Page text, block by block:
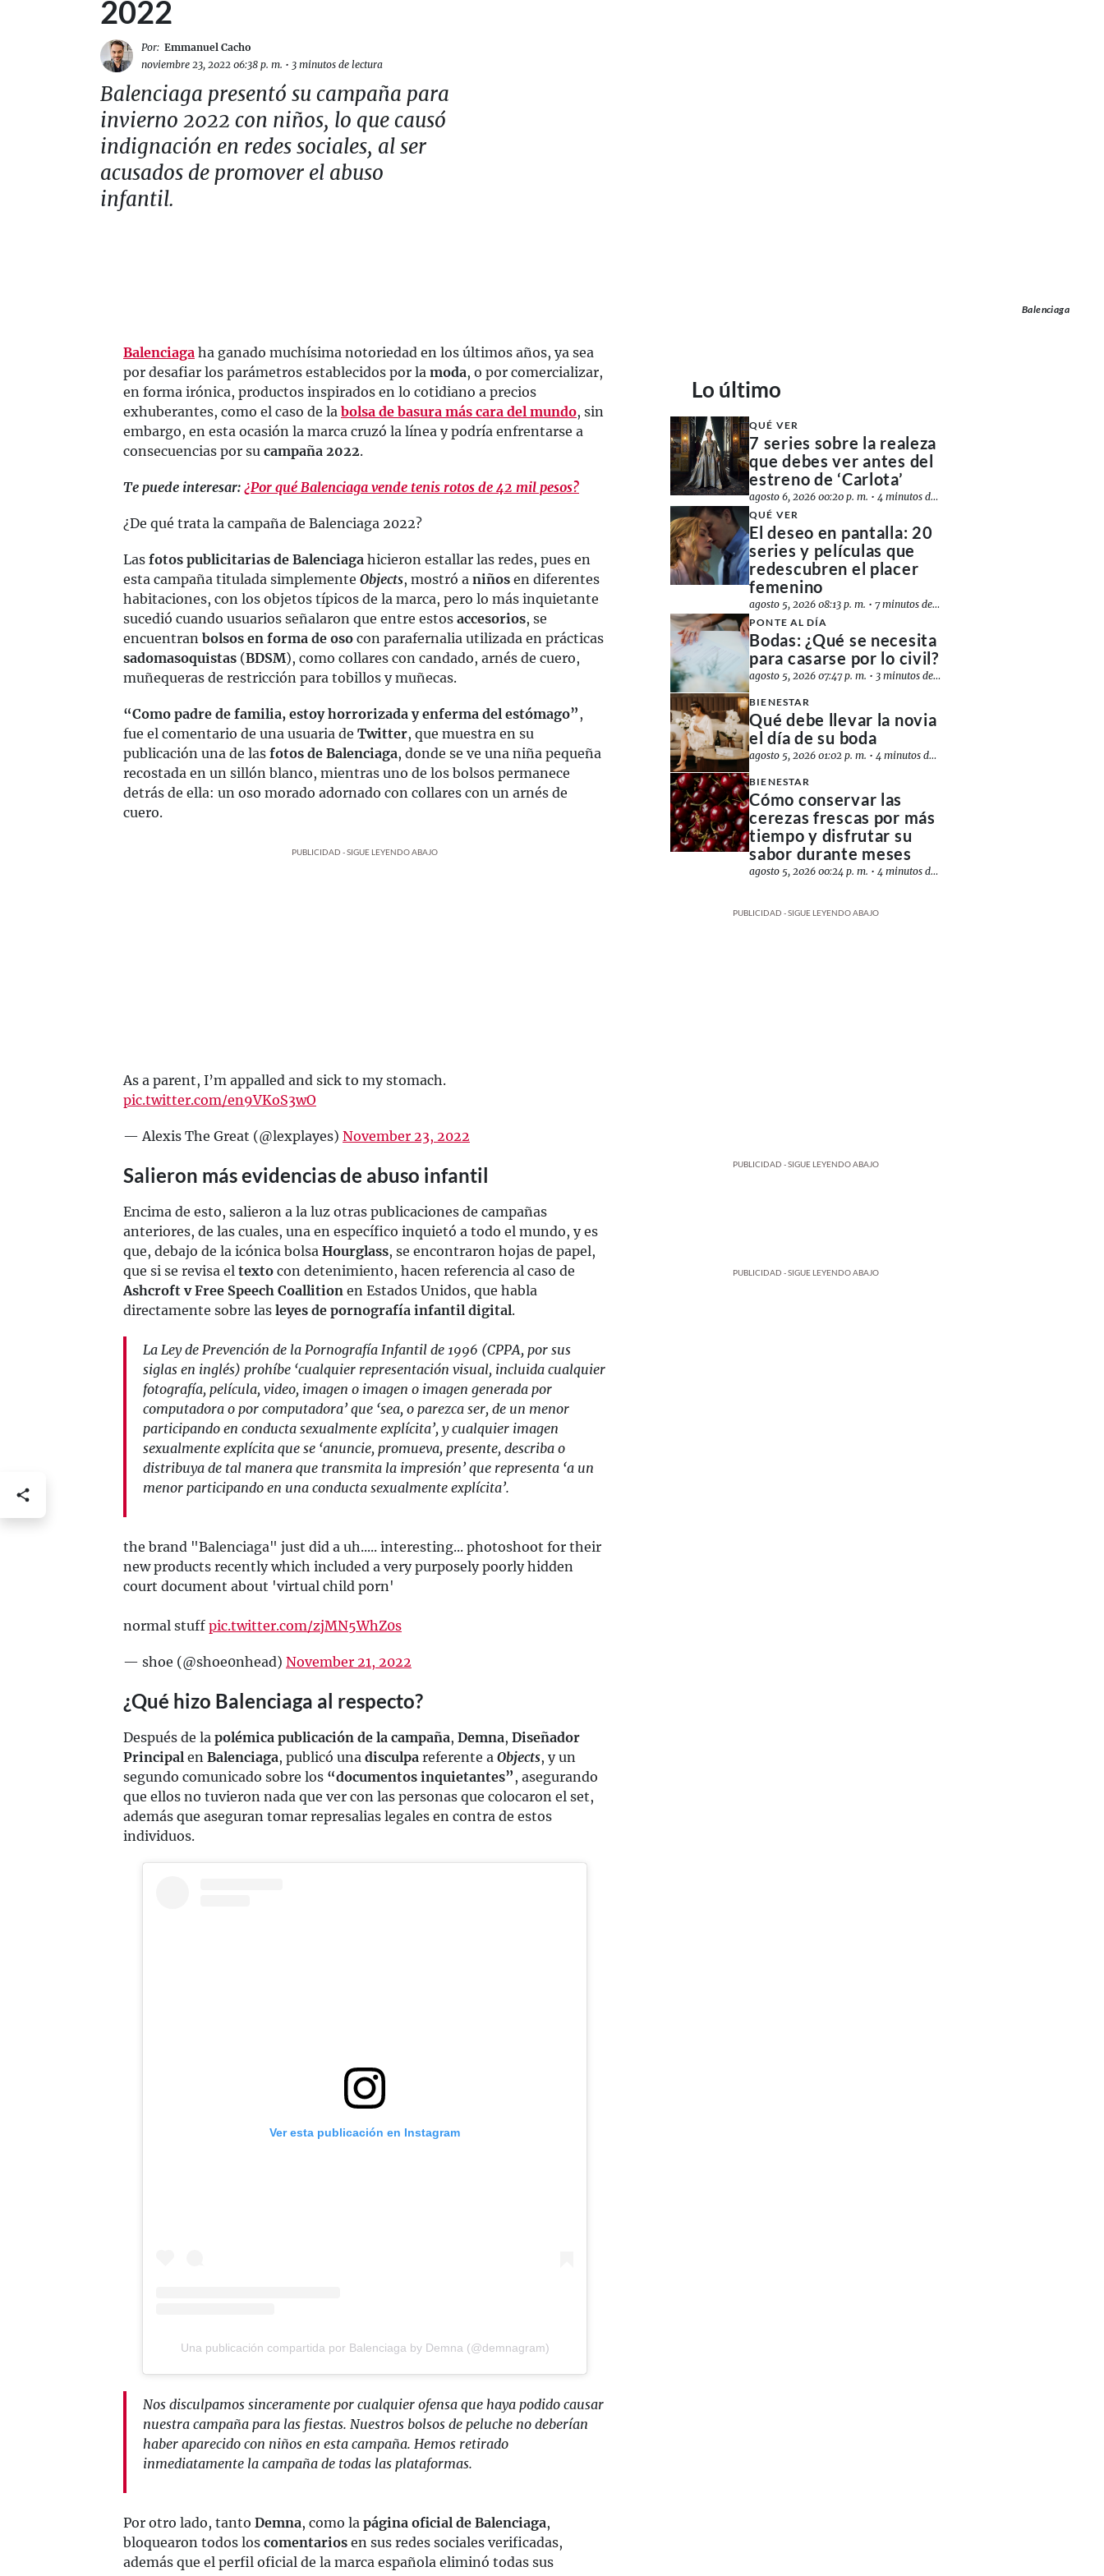
2022
Por: Emmanuel Cacho
noviembre 23, 2022 06:38 p. m. • 3 minutos de lectura
Balenciaga presentó su campaña para
invierno 2022 con niños, lo que causó
indignación en redes sociales, al ser
acusados de promover el abuso
infantil.
Balenciaga
Balenciaga ha ganado muchísima notoriedad en los últimos años, ya sea
por desafiar los parámetros establecidos por la moda, o por comercializar,
en forma irónica, productos inspirados en lo cotidiano a precios
exhuberantes, como el caso de la bolsa de basura más cara del mundo, sin
embargo, en esta ocasión la marca cruzó la línea y podría enfrentarse a
consecuencias por su campaña 2022.
Te puede interesar: ¿Por qué Balenciaga vende tenis rotos de 42 mil pesos?
¿De qué trata la campaña de Balenciaga 2022?
Las fotos publicitarias de Balenciaga hicieron estallar las redes, pues en
esta campaña titulada simplemente Objects, mostró a niños en diferentes
habitaciones, con los objetos típicos de la marca, pero lo más inquietante
sucedió cuando usuarios señalaron que entre estos accesorios, se
encuentran bolsos en forma de oso con parafernalia utilizada en prácticas
sadomasoquistas (BDSM), como collares con candado, arnés de cuero,
muñequeras de restricción para tobillos y muñecas.
“Como padre de familia, estoy horrorizada y enferma del estómago” ,
fue el comentario de una usuaria de Twitter, que muestra en su
publicación una de las fotos de Balenciaga, donde se ve una niña pequeña
recostada en un sillón blanco, mientras uno de los bolsos permanece
detrás de ella: un oso morado adornado con collares con un arnés de
cuero.
PUBLICIDAD - SIGUE LEYENDO ABAJO
As a parent, I’m appalled and sick to my stomach.
pic.twitter.com/en9VKoS3wO
— Alexis The Great (@lexplayes) November 23, 2022
Salieron más evidencias de abuso infantil
Encima de esto, salieron a la luz otras publicaciones de campañas
anteriores, de las cuales, una en específico inquietó a todo el mundo, y es
que, debajo de la icónica bolsa Hourglass, se encontraron hojas de papel,
que si se revisa el texto con detenimiento, hacen referencia al caso de
Ashcroft v Free Speech Coallition en Estados Unidos, que habla
directamente sobre las leyes de pornografía infantil digital.
La Ley de Prevención de la Pornografía Infantil de 1996 (CPPA, por sus
siglas en inglés) prohíbe ‘cualquier representación visual, incluida cualquier
fotografía, película, video, imagen o imagen o imagen generada por
computadora o por computadora’ que ‘sea, o parezca ser, de un menor
participando en conducta sexualmente explícita’, y cualquier imagen
sexualmente explícita que se ‘anuncie, promueva, presente, describa o
distribuya de tal manera que transmita la impresión’ que representa ‘a un
menor participando en una conducta sexualmente explícita’.
the brand "Balenciaga" just did a uh..... interesting... photoshoot for their
new products recently which included a very purposely poorly hidden
court document about 'virtual child porn'
normal stuff pic.twitter.com/zjMN5WhZ0s
— shoe (@shoe0nhead) November 21, 2022
¿Qué hizo Balenciaga al respecto?
Después de la polémica publicación de la campaña, Demna, Diseñador
Principal en Balenciaga, publicó una disculpa referente a Objects, y un
segundo comunicado sobre los “documentos inquietantes” , asegurando
que ellos no tuvieron nada que ver con las personas que colocaron el set,
además que aseguran tomar represalias legales en contra de estos
individuos.
Ver esta publicación en Instagram
Una publicación compartida por Balenciaga by Demna (@demnagram)
Nos disculpamos sinceramente por cualquier ofensa que haya podido causar
nuestra campaña para las fiestas. Nuestros bolsos de peluche no deberían
haber aparecido con niños en esta campaña. Hemos retirado
inmediatamente la campaña de todas las plataformas.
Por otro lado, tanto Demna, como la página oficial de Balenciaga,
bloquearon todos los comentarios en sus redes sociales verificadas,
además que el perfil oficial de la marca española eliminó todas sus
Lo último
QUÉ VER
7 series sobre la realeza
que debes ver antes del
estreno de ‘Carlota’
agosto 6, 2026 00:20 p. m. •4 minutos de lectura
QUÉ VER
El deseo en pantalla: 20
series y películas que
redescubren el placer
femenino
agosto 5, 2026 08:13 p. m. •7 minutos de lectura
PONTE AL DÍA
Bodas: ¿Qué se necesita
para casarse por lo civil?
agosto 5, 2026 07:47 p. m. • 3 minutos de lectura
BIENESTAR
Qué debe llevar la novia
el día de su boda
agosto 5, 2026 01:02 p. m. •4 minutos de lectura
BIENESTAR
Cómo conservar las
cerezas frescas por más
tiempo y disfrutar su
sabor durante meses
agosto 5, 2026 00:24 p. m. •4 minutos de lectura
PUBLICIDAD - SIGUE LEYENDO ABAJO
PUBLICIDAD - SIGUE LEYENDO ABAJO
PUBLICIDAD - SIGUE LEYENDO ABAJO